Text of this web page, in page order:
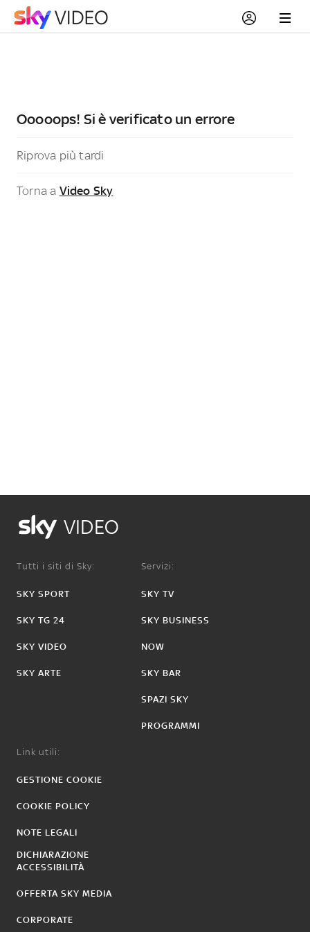
Ooooops! Si è verificato un errore
Riprova più tardi
Torna a Video Sky
VIDEO
Tutti i siti di Sky:
SKY SPORT
SKY TG 24
SKY VIDEO
SKY ARTE
Servizi:
SKY TV
SKY BUSINESS
NOW
SKY BAR
SPAZI SKY
PROGRAMMI
Link utili:
GESTIONE COOKIE
COOKIE POLICY
NOTE LEGALI
DICHIARAZIONE
ACCESSIBILITÀ
OFFERTA SKY MEDIA
CORPORATE